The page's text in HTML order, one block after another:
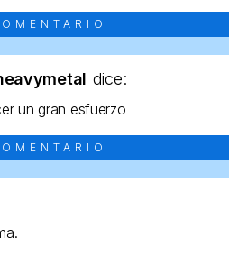
dice:
un gran esfuerzo